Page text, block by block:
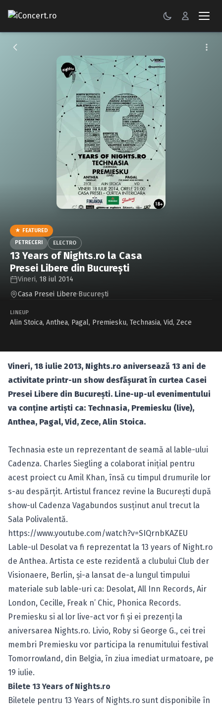
CONCERTE
Caută în site...
★ FEATURED
PETRECERI
ELECTRO
13 Years of Nights.ro la Casa
Presei Libere din Bucureşti
Vineri, 18 iul 2014
Casa Presei Libere·Bucureşti
LINEUP
Alin Stoica, Anthea, Pagal, Premiesku, Technasia, Vid, Zece
Vineri, 18 iulie 2013, Nights.ro aniversează 13 ani de
activitate printr-un show desfăşurat în curtea Casei
Presei Libere din Bucureşti. Line-up-ul evenimentului
va conţine artişti ca: Technasia, Premiesku (live),
Anthea, Pagal, Vid, Zece, Alin Stoica.
Technasia este un reprezentant de seamă al lable-ului
Cadenza. Charles Siegling a colaborat iniţial pentru
acest proiect cu Amil Khan, însă cu timpul drumurile lor
s-au despărţit. Artistul francez revine la Bucureşti după
show-ul Cadenza Vagabundos susţinut anul trecut la
Sala Polivalentă.
https://www.youtube.com/watch?v=SIQrnbKAZEU
Lable-ul Desolat va fi reprezentat la 13 years of Night.ro
de Anthea. Artista ce este rezidentă a clubului Club der
Visionaere, Berlin, şi-a lansat de-a lungul timpului
materiale sub lable-uri ca: Desolat, All Inn Records, Air
London, Cecille, Freak n’ Chic, Phonica Records.
Premiesku si al lor live-act vor fi şi ei prezenţi la
aniversarea Nights.ro. Livio, Roby si George G., cei trei
membri Premiesku vor participa la renumitului festival
Tomorrowland, din Belgia, în ziua imediat urmatoare, pe
19 iulie.
Bilete 13 Years of Nights.ro
Biletele pentru 13 Years of Nights.ro sunt disponibile în